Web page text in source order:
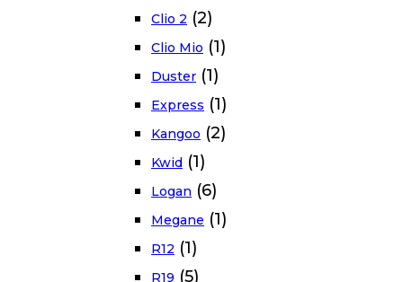
Clio 2 (2)
Clio Mio (1)
Duster (1)
Express (1)
Kangoo (2)
Kwid (1)
Logan (6)
Megane (1)
R12 (1)
R19 (5)